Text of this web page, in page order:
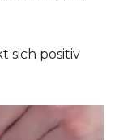
sich positiv